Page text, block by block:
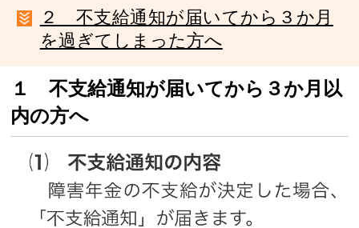
２ 不支給通知が届いてから３か月
を過ぎてしまった方へ
１ 不支給通知が届いてから３か月以
内の方へ